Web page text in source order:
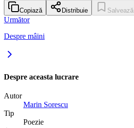
Copiază Distribuie Salvează
Următor
Despre mâini
Despre aceasta lucrare
Autor
Marin Sorescu
Tip
Poezie